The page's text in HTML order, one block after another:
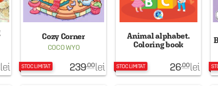
lei
Cozy Corner
COCO WYO
STOC LIMITAT 239.00 lei
Animal alphabet.
Coloring book
STOC LIMITAT 26.00 lei